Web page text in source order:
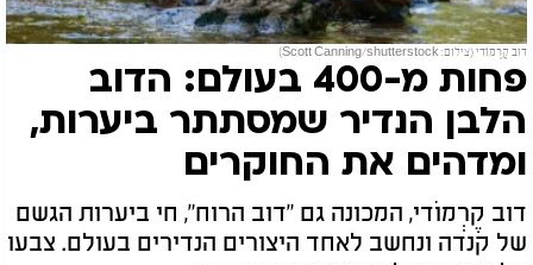
דוב קֶרְמוֹדי (צילום: Scott Canning/shutterstock)
פחות מ-400 בעולם: הדוב
הלבן הנדיר שמסתתר ביערות,
ומדהים את החוקרים
דוב קֶרְמוֹדי, המכונה גם "דוב הרוח", חי ביערות הגשם
של קנדה ונחשב לאחד היצורים הנדירים בעולם. צבעו